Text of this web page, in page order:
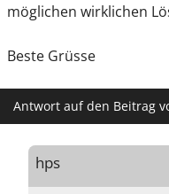
möglichen wirklichen
Beste Grüsse
Antwort auf den Beitrag
hps